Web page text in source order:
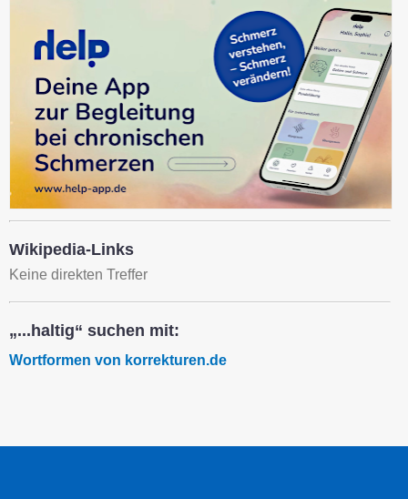
Wikipedia-Links
Keine direkten Treffer
„...haltig“ suchen mit:
Wortformen von korrekturen.de